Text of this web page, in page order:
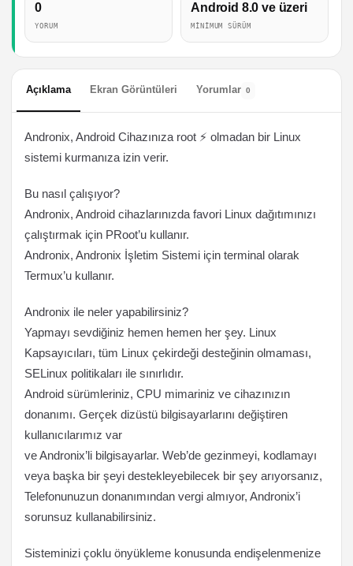
0
YORUM
Android 8.0 ve üzeri
MINIMUM SÜRÜM
Açıklama Ekran Görüntüleri Yorumlar 0
Andronix, Android Cihazınıza root ⚡️ olmadan bir Linux
sistemi kurmanıza izin verir.
Bu nasıl çalışıyor?
Andronix, Android cihazlarınızda favori Linux dağıtımınızı
çalıştırmak için PRoot’u kullanır.
Andronix, Andronix İşletim Sistemi için terminal olarak
Termux’u kullanır.
Andronix ile neler yapabilirsiniz?
Yapmayı sevdiğiniz hemen hemen her şey. Linux
Kapsayıcıları, tüm Linux çekirdeği desteğinin olmaması,
SELinux politikaları ile sınırlıdır.
Android sürümleriniz, CPU mimariniz ve cihazınızın
donanımı. Gerçek dizüstü bilgisayarlarını değiştiren
kullanıcılarımız var
ve Andronix’li bilgisayarlar. Web’de gezinmeyi, kodlamayı
veya başka bir şeyi destekleyebilecek bir şey arıyorsanız,
Telefonunuzun donanımından vergi almıyor, Andronix’i
sorunsuz kullanabilirsiniz.
Sisteminizi çoklu önyükleme konusunda endişelenmenize